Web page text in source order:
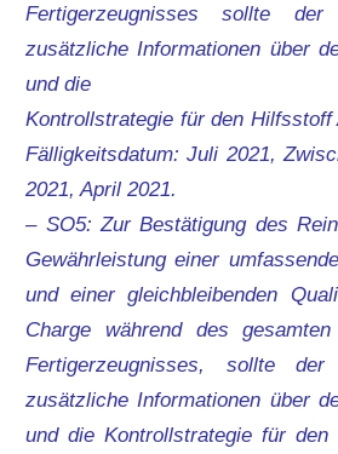
Fertigerzeugnisses sollte der
zusätzliche Informationen über
und die
Kontrollstrategie für den Hilfsstoff
Fälligkeitsdatum: Juli 2021,
2021, April 2021.
– SO5: Zur Bestätigung des
Gewährleistung einer
und einer gleichbleibenden
Charge während des
Fertigerzeugnisses, sollte der
zusätzliche Informationen über
und die Kontrollstrategie für den